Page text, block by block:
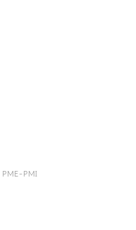
PME-PMI